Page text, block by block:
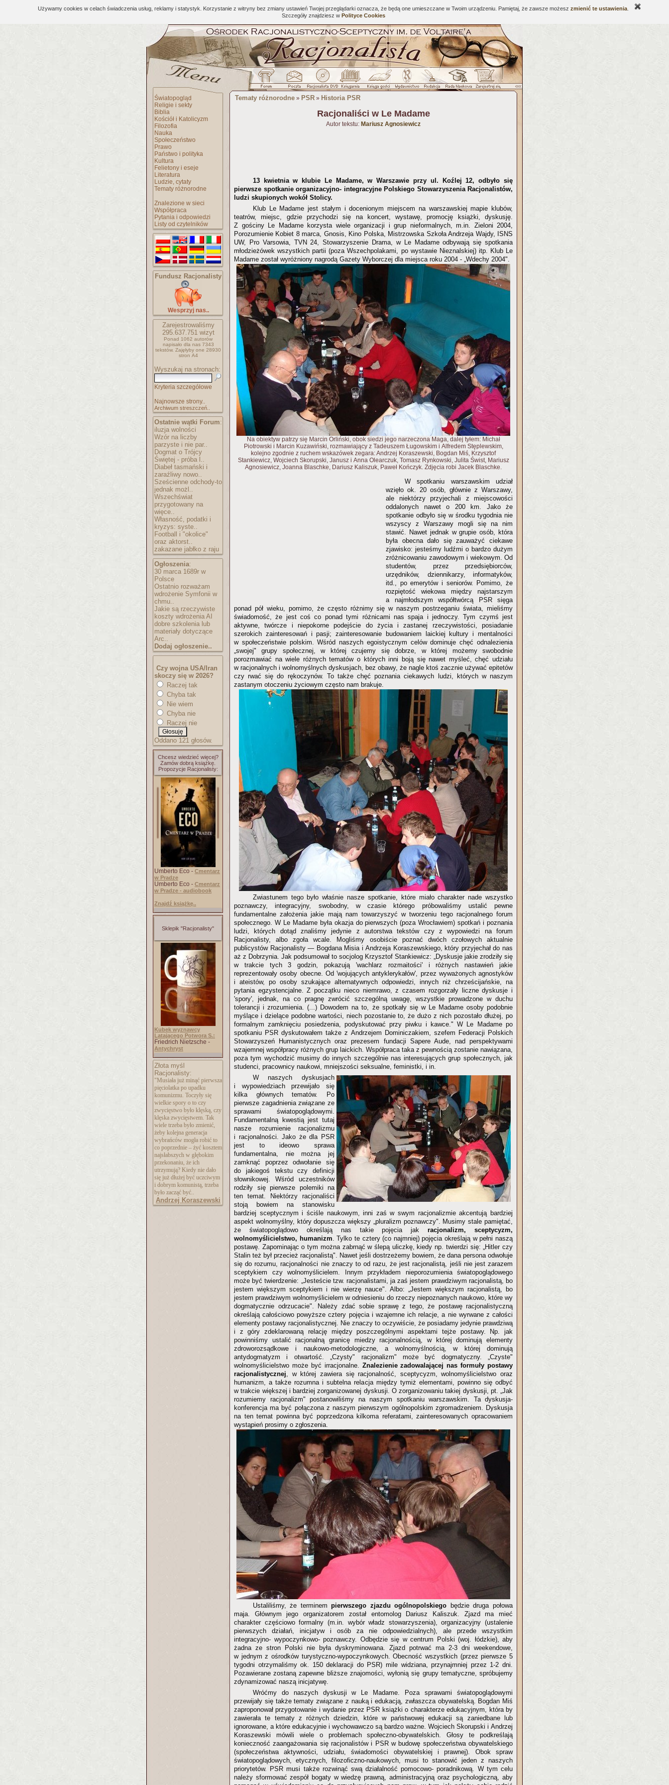
Używamy cookies w celach świadczenia usług, reklamy i statystyk. Korzystanie z witryny bez zmiany ustawień Twojej przeglądarki oznacza, że będą one umieszczane w Twoim urządzeniu. Pamiętaj, że zawsze możesz zmienić te ustawienia
Szczegóły znajdziesz w Polityce Cookies
Światopogląd
Religie i sekty
Biblia
Kościół i Katolicyzm
Filozofia
Nauka
Społeczeństwo
Prawo
Państwo i polityka
Kultura
Felietony i eseje
Literatura
Ludzie, cytaty
Tematy różnorodne
Znalezione w sieci
Współpraca
Pytania i odpowiedzi
Listy od czytelników
Fundusz Racjonalisty
Wesprzyj nas..
Zarejestrowaliśmy
295.637.751wizyt
Ponad 1062 autorów
napisało dla nas 7343
tekstów. Zajęłyby one 28930
stron A4
Wyszukaj na stronach:
Kryteria szczegółowe
Najnowsze strony..
Archiwum streszczeń..
Ostatnie wątki Forum:
iluzja wolności
Wzór na liczby
parzyste i nie par..
Dogmat o Trójcy
Świętej - próba l..
Diabeł tasmański i
zaraźliwy nowo..
Sześcienne odchody-to
jednak możl..
Wszechświat
przygotowany na
więce..
Własność, podatki i
kryzys: syste..
Football i "okolice"
oraz aktorst..
zakazane jabłko z raju
Ogłoszenia:
30 marca 1689r w
Polsce
Ostatnio rozważam
wdrożenie Symfonii w
chmu..
Jakie są rzeczywiste
koszty wdrożenia AI
dobre szkolenia lub
materiały dotyczące
Arc..
Dodaj ogłoszenie..
Czy wojna USA/Iran
skoczy się w 2026?
Raczej tak
Chyba tak
Nie wiem
Chyba nie
Raczej nie
Oddano 121 głosów.
Chcesz wiedzieć więcej?
Zamów dobrą książkę.
Propozycje Racjonalisty:
Umberto Eco - Cmentarz
w Pradze
Umberto Eco - Cmentarz
w Pradze - audiobook
Znajdź książkę..
Sklepik "Racjonalisty"
Kubek wyznawcy
Latającego Potwora S.:
Friedrich Nietzsche -
Antychryst
Złota myśl
Racjonalisty:
"Musiała już minąć pierwsza
pięciolatka po upadku
komunizmu. Toczyły się
wielkie spory o to czy
zwycięstwo było klęską, czy
klęska zwycięstwem. Tak
wiele trzeba było zmienić,
żeby kolejna generacja
wybrańców mogła robić to
co poprzednie – żyć kosztem
najsłabszych w głębokim
przekonaniu, że ich
utrzymują? Kiedy nie dało
się już dłużej być uczciwym
i dobrym komunistą, trzeba
było zacząć być..
Andrzej Koraszewski
Tematy różnorodne » PSR » Historia PSR
Racjonaliści w Le Madame
Autor tekstu: Mariusz Agnosiewicz
13 kwietnia w klubie Le Madame, w Warszawie przy ul. Koźlej 12, odbyło się
pierwsze spotkanie organizacyjno- integracyjne Polskiego Stowarzyszenia Racjonalistów,
ludzi skupionych wokół Stolicy.
Klub Le Madame jest stałym i docenionym miejscem na warszawskiej mapie klubów,
teatrów, miejsc, gdzie przychodzi się na koncert, wystawę, promocję książki, dyskusję.
Z gościny Le Madame korzysta wiele organizacji i grup nieformalnych, m.in. Zieloni 2004,
Porozumienie Kobiet 8 marca, Gnosis, Kino Polska, Mistrzowska Szkoła Andrzeja Wajdy, ISNS
UW, Pro Varsowia, TVN 24, Stowarzyszenie Drama, w Le Madame odbywają się spotkania
młodzieżówek wszystkich partii (poza Wszechpolakami, po wystawie Nieznalskiej) itp. Klub Le
Madame został wyróżniony nagrodą Gazety Wyborczej dla miejsca roku 2004 - „Wdechy 2004".
Na obiektyw patrzy się Marcin Orliński, obok siedzi jego narzeczona Maga, dalej tyłem: Michał
Piotrowski i Marcin Kuzawiński, rozmawiający z Tadeuszem Ługowskim i Alfredem Stęplewskim,
kolejno zgodnie z ruchem wskazówek zegara: Andrzej Koraszewski, Bogdan Miś, Krzysztof
Stankiewicz, Wojciech Skorupski, Janusz i Anna Olearczuk, Tomasz Rynkowski, Julita Świst, Mariusz
Agnosiewicz, Joanna Blaschke, Dariusz Kaliszuk, Paweł Kończyk. Zdjęcia robi Jacek Blaschke.
W spotkaniu warszawskim udział
wzięło ok. 20 osób, głównie z Warszawy,
ale niektórzy przyjechali z miejscowości
oddalonych nawet o 200 km. Jako że
spotkanie odbyło się w środku tygodnia nie
wszyscy z Warszawy mogli się na nim
stawić. Nawet jednak w grupie osób, która
była obecna dało się zauważyć ciekawe
zjawisko: jesteśmy ludźmi o bardzo dużym
zróżnicowaniu zawodowym i wiekowym. Od
studentów, przez przedsiębiorców,
urzędników, dziennikarzy, informatyków,
itd., po emerytów i seniorów. Pomimo, że
rozpiętość wiekowa między najstarszym
a najmłodszym współtwórcą PSR sięga
ponad pół wieku, pomimo, że często różnimy się w naszym postrzeganiu świata, mieliśmy
świadomość, że jest coś co ponad tymi różnicami nas spaja i jednoczy. Tym czymś jest
aktywne, twórcze i niepokorne podejście do życia i zastanej rzeczywistości, posiadanie
szerokich zainteresowań i pasji; zainteresowanie budowaniem laickiej kultury i mentalności
w społeczeństwie polskim. Wśród naszych egoistycznym celów dominuje chęć odnalezienia
„swojej" grupy społecznej, w której czujemy się dobrze, w której możemy swobodnie
porozmawiać na wiele różnych tematów o których inni boją się nawet myśleć, chęć udziału
w racjonalnych i wolnomyślnych dyskusjach, bez obawy, że nagle ktoś zacznie używać epitetów
czy rwać się do rękoczynów. To także chęć poznania ciekawych ludzi, których w naszym
zastanym otoczeniu życiowym często nam brakuje.
Zwiastunem tego było właśnie nasze spotkanie, które miało charakter nade wszystko
poznawczy, integracyjny, swobodny, w czasie którego próbowaliśmy ustalić pewne
fundamentalne założenia jakie mają nam towarzyszyć w tworzeniu tego racjonalnego forum
społecznego. W Le Madame była okazja do pierwszych (poza Wrocławiem) spotkań i poznania
ludzi, których dotąd znaliśmy jedynie z autorstwa tekstów czy z wypowiedzi na forum
Racjonalisty, albo zgoła wcale. Mogliśmy osobiście poznać dwóch czołowych aktualnie
publicystów Racjonalisty — Bogdana Misia i Andrzeja Koraszewskiego, który przyjechał do nas
aż z Dobrzynia. Jak podsumował to socjolog Krzysztof Stankiewicz: „Dyskusje jakie zrodziły się
w trakcie tych 3 godzin, pokazują 'wachlarz rozmaitości' i różnych nastawień jakie
reprezentowały osoby obecne. Od 'wojujących antyklerykałów', przez wyważonych agnostyków
i ateistów, po osoby szukające alternatywnych odpowiedzi, innych niż chrześcijańskie, na
pytania egzystencjalne. Z początku nieco niemrawo, z czasem rozgorzały liczne dyskusje i
'spory', jednak, na co pragnę zwrócić szczególną uwagę, wszystkie prowadzone w duchu
tolerancji i zrozumienia. (...) Dowodem na to, że spotkały się w Le Madame osoby podobnie
myślące i dzielące podobne wartości, niech pozostanie to, że dużo z nich pozostało dłużej, po
formalnym zamknięciu posiedzenia, podyskutować przy piwku i kawce." W Le Madame po
spotkaniu PSR dyskutowałem także z Andrzejem Dominiczakiem, szefem Federacji Polskich
Stowarzyszeń Humanistycznych oraz prezesem fundacji Sapere Aude, nad perspektywami
wzajemnej współpracy różnych grup laickich. Współpraca taka z pewnością zostanie nawiązana,
poza tym wychodzić musimy do innych szczególnie nas interesujących grup społecznych, jak
studenci, pracownicy naukowi, mniejszości seksualne, feministki, i in.
W naszych dyskusjach
i wypowiedziach przewijało się
kilka głównych tematów. Po
pierwsze zagadnienia związane ze
sprawami światopoglądowymi.
Fundamentalną kwestią jest tutaj
nasze rozumienie racjonalizmu
i racjonalności. Jako że dla PSR
jest to ideowo sprawa
fundamentalna, nie można jej
zamknąć poprzez odwołanie się
do jakiegoś tekstu czy definicji
słownikowej. Wśród uczestników
rodziły się pierwsze polemiki na
ten temat. Niektórzy racjonaliści
stoją bowiem na stanowisku
bardziej sceptycznym i ściśle naukowym, inni zaś w swym racjonalizmie akcentują bardziej
aspekt wolnomyślny, który dopuszcza większy „pluralizm poznawczy". Musimy stale pamiętać,
że światopoglądowo określają nas takie pojęcia jakracjonalizm, sceptycyzm,
wolnomyślicielstwo, humanizm. Tylko te cztery (co najmniej) pojęcia określają w pełni naszą
postawę. Zapominając o tym można zabrnąć w ślepą uliczkę, kiedy np. twierdzi się: „Hitler czy
Stalin też był przecież racjonalistą". Nawet jeśli dostrzeżemy bowiem, że dana persona odwołuje
się do rozumu, racjonalności nie znaczy to od razu, że jest racjonalistą, jeśli nie jest zarazem
sceptykiem czy wolnomyślicielem. Innym przykładem nieporozumienia światopoglądowego
może być twierdzenie: „Jesteście tzw. racjonalistami, ja zaś jestem prawdziwym racjonalistą, bo
jestem większym sceptykiem i nie wierzę nauce". Albo: „Jestem większym racjonalistą, bo
jestem prawdziwym wolnomyślicielem w odniesieniu do rzeczy niepoznanych naukowo, które wy
dogmatycznie odrzucacie". Należy zdać sobie sprawę z tego, że postawę racjonalistyczną
określają całościowo powyższe cztery pojęcia i wzajemne ich relacje, a nie wyrwane z całości
elementy postawy racjonalistycznej. Nie znaczy to oczywiście, że posiadamy jedynie prawdziwą
i z góry zdeklarowaną relację między poszczególnymi aspektami tejże postawy. Np. jak
powinniśmy ustalić racjonalną granicę miedzy racjonalnością, w której dominują elementy
zdroworozsądkowe i naukowo-metodologiczne, a wolnomyślnością, w której dominują
antydogmatyzm i otwartość. „Czysty" racjonalizm" może być dogmatyczny. „Czyste"
wolnomyślicielstwo może być irracjonalne. Znalezienie zadowalającej nas formuły postawy
racjonalistycznej, w której zawiera się racjonalność, sceptycyzm, wolnomyślicielstwo oraz
humanizm, a także rozumna i subtelna relacja między tymiż elementami, powinno się odbyć
w trakcie większej i bardziej zorganizowanej dyskusji. O zorganizowaniu takiej dyskusji, pt. „Jak
rozumiemy racjonalizm" postanowiliśmy na naszym spotkaniu warszawskim. Ta dyskusja-
konferencja ma być połączona z naszym pierwszym ogólnopolskim zgromadzeniem. Dyskusja
na ten temat powinna być poprzedzona kilkoma referatami, zainteresowanych opracowaniem
wystąpień prosimy o zgłoszenia.
Ustaliliśmy, że terminempierwszego zjazdu ogólnopolskiego
będzie druga połowa
maja. Głównym jego organizatorem został entomolog Dariusz Kaliszuk. Zjazd ma mieć
charakter częściowo formalny (m.in. wybór władz stowarzyszenia), organizacyjny (ustalenie
pierwszych działań, inicjatyw i osób za nie odpowiedzialnych), ale przede wszystkim
integracyjno- wypoczynkowo- poznawczy. Odbędzie się w centrum Polski (woj. łódzkie), aby
żadna ze stron Polski nie była dyskryminowana. Zjazd potrwać ma 2-3 dni weekendowe,
w jednym z ośrodków turystyczno-wypoczynkowych. Obecność wszystkich (przez pierwsze 5
tygodni otrzymaliśmy ok. 150 deklaracji do PSR) mile widziana, przynajmniej przez 1-2 dni.
Pozawierane zostaną zapewne bliższe znajomości, wyłonią się grupy tematyczne, spróbujemy
zdynamizować naszą inicjatywę.
Wróćmy do naszych dyskusji w Le Madame. Poza sprawami światopoglądowymi
przewijały się także tematy związane z nauką i edukacją, zwłaszcza obywatelską. Bogdan Miś
zaproponował przygotowanie i wydanie przez PSR książki o charakterze edukacyjnym, która by
zawierała te tematy z różnych dziedzin, które w państwowej edukacji są zaniedbane lub
ignorowane, a które edukacyjnie i wychowawczo są bardzo ważne. Wojciech Skorupski i Andrzej
Koraszewski mówili wiele o problemach społeczno-obywatelskich. Głosy te podkreślają
konieczność zaangażowania się racjonalistów i PSR w budowę społeczeństwa obywatelskiego
(społeczeństwa aktywności, udziału, świadomości obywatelskiej i prawnej). Obok spraw
światopoglądowych, etycznych, filozoficzno-naukowych, musi to stanowić jeden z naszych
priorytetów. PSR musi także rozwinąć swą działalność pomocowo- poradnikową. W tym celu
należy sformować zespół bogaty w wiedzę prawną, administracyjną oraz psychologiczną, aby